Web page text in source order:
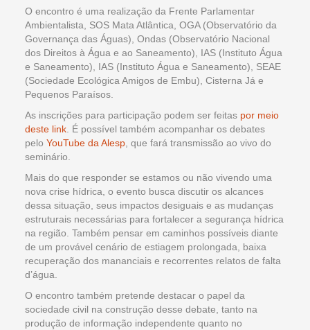
O encontro é uma realização da Frente Parlamentar
Ambientalista, SOS Mata Atlântica, OGA (Observatório da
Governança das Águas), Ondas (Observatório Nacional
dos Direitos à Água e ao Saneamento), IAS (Instituto Água
e Saneamento), IAS (Instituto Água e Saneamento), SEAE
(Sociedade Ecológica Amigos de Embu), Cisterna Já e
Pequenos Paraísos.
As inscrições para participação podem ser feitas por meio
deste link. É possível também acompanhar os debates
pelo YouTube da Alesp, que fará transmissão ao vivo do
seminário.
Mais do que responder se estamos ou não vivendo uma
nova crise hídrica, o evento busca discutir os alcances
dessa situação, seus impactos desiguais e as mudanças
estruturais necessárias para fortalecer a segurança hídrica
na região. Também pensar em caminhos possíveis diante
de um provável cenário de estiagem prolongada, baixa
recuperação dos mananciais e recorrentes relatos de falta
d’água.
O encontro também pretende destacar o papel da
sociedade civil na construção desse debate, tanto na
produção de informação independente quanto no